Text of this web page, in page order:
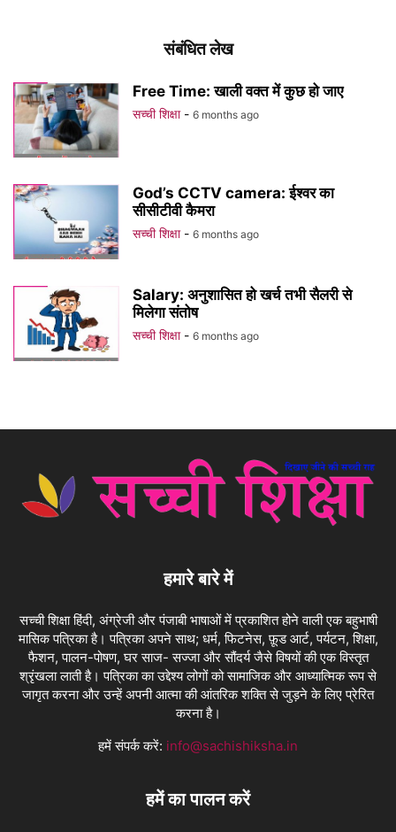
संबंधित लेख
Free Time: खाली वक्त में कुछ हो जाए
सच्ची शिक्षा - 6 months ago
God’s CCTV camera: ईश्वर का
सीसीटीवी कैमरा
सच्ची शिक्षा - 6 months ago
Salary: अनुशासित हो खर्च तभी सैलरी से
मिलेगा संतोष
सच्ची शिक्षा - 6 months ago
हमारे बारे में
सच्ची शिक्षा हिंदी, अंग्रेजी और पंजाबी भाषाओं में प्रकाशित होने वाली एक बहुभाषी
मासिक पत्रिका है। पत्रिका अपने साथ; धर्म, फिटनेस, फ़ूड आर्ट, पर्यटन, शिक्षा,
फैशन, पालन-पोषण, घर साज- सज्जा और सौंदर्य जैसे विषयों की एक विस्तृत
श्रृंखला लाती है। पत्रिका का उद्देश्य लोगों को सामाजिक और आध्यात्मिक रूप से
जागृत करना और उन्हें अपनी आत्मा की आंतरिक शक्ति से जुड़ने के लिए प्रेरित
करना है।
हमें संपर्क करें: info@sachishiksha.in
हमें का पालन करें